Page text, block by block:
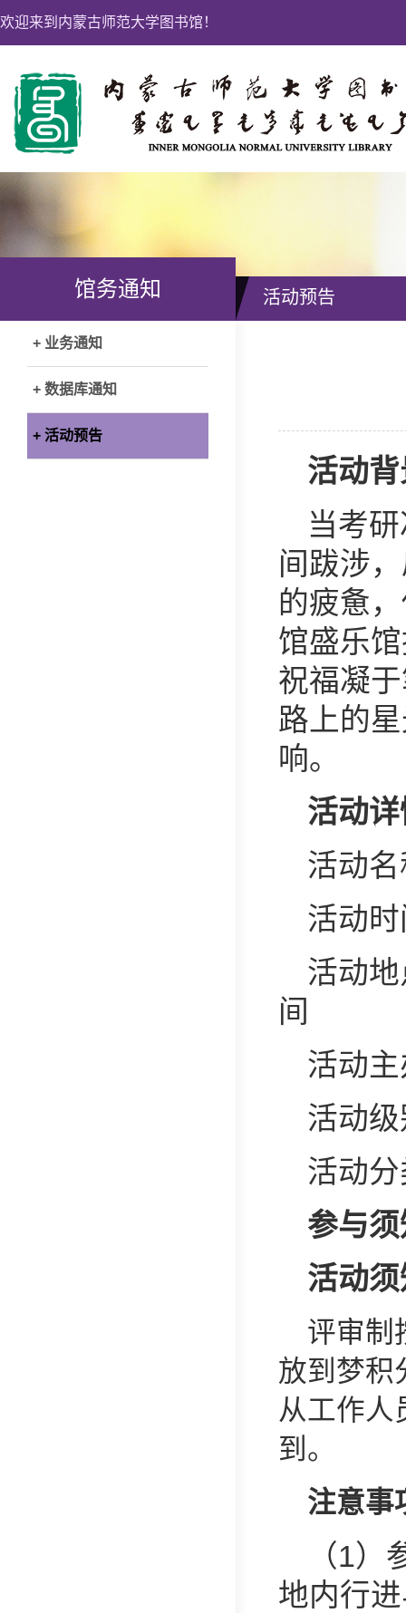
欢迎来到内蒙古师范大学图书馆！
馆务通知
+ 业务通知
+ 数据库通知
+ 活动预告
活动预告
活动
当考
间跋涉
的疲惫
馆盛乐
祝福凝
路上的
响。
活动
活动
活动
活动
间
活动
活动
活动
参与
活动
评审制
放到梦积
从工作人
到。
注意事
（1
地内行